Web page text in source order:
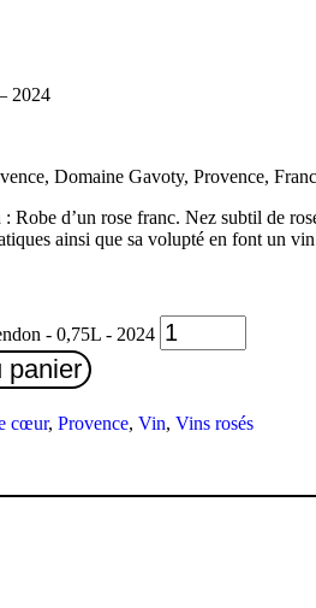
2024
Domaine Gavoty, Provence,
: Robe d’un rose franc. Nez subtil de
ainsi que sa volupté en font un
- 0,75L - 2024
panier
cœur, Provence, Vin, Vins rosés